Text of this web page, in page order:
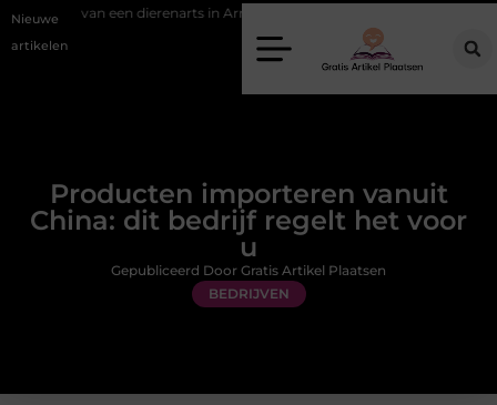
Nieuwe
artikelen
van een dierenarts in Arnhem
Producten importeren vanuit
China: dit bedrijf regelt het voor
u
BEDRIJVEN
Gepubliceerd Door Gratis Artikel Plaatsen